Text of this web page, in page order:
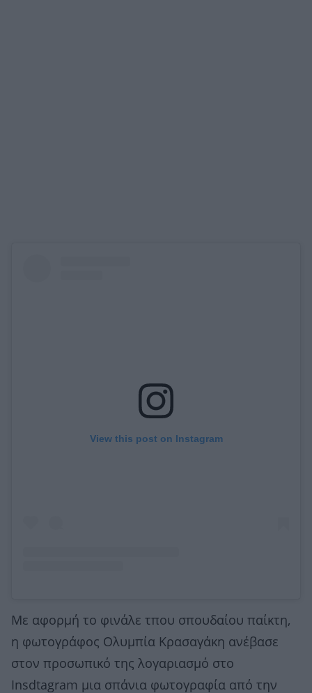
View this post on Instagram
Με αφορμή το φινάλε τπου σπουδαίου παίκτη,
η φωτογράφος Ολυμπία Κρασαγάκη ανέβασε
στον προσωπικό της λογαριασμό στο
Insdtagram μια σπάνια φωτογραφία από την